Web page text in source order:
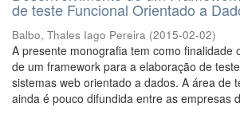
de teste Funcional Orientado a
Balbo, Thales Iago Pereira (2015-02-02)
A presente monografia tem como finalidade
de um framework para a elaboração de
sistemas web orientado a dados. A área de
ainda é pouco difundida entre as empresas